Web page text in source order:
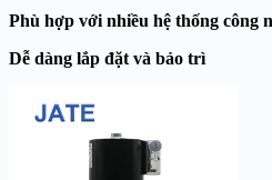
Phù hợp với nhiều hệ thống công
Dễ dàng lắp đặt và bảo trì